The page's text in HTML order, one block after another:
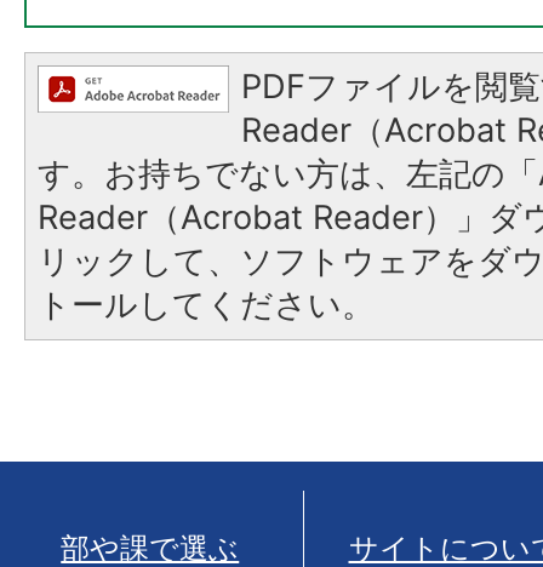
PDFファイルを閲
Reader（Acrobat
す。お持ちでない方は、左記の
Reader（Acrobat Reader）」ダ
リックして、ソフトウェアをダ
トールしてください。
部や課で選ぶ サイトについ